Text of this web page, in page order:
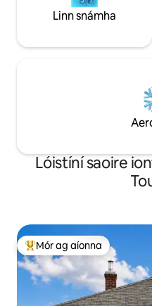
Linn snámha
Lóistíní saoire
An-mhór ag aíonna
Mór ag aíonna